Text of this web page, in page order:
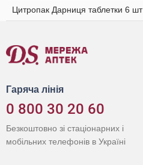
Цитропак Дарниця таблетки 6 шт
Гаряча лінія
0 800 30 20 60
Безкоштовно зі стаціонарних і
мобільних телефонів в Україні